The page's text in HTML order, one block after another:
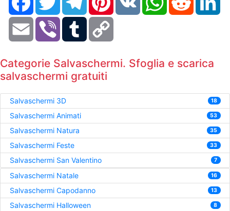
Email Viber Tumblr
Categorie Salvaschermi. Sfoglia e scarica
salvaschermi gratuiti
Salvaschermi 3D 18
Salvaschermi Animati 53
Salvaschermi Natura 35
Salvaschermi Feste 33
Salvaschermi San Valentino 7
Salvaschermi Natale 16
Salvaschermi Capodanno 13
Salvaschermi Halloween 8